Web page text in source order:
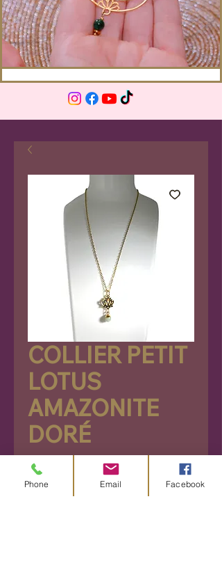
COLLIER PETIT
LOTUS
AMAZONITE
DORÉ
27,90 € Prix
Phone Email Facebook